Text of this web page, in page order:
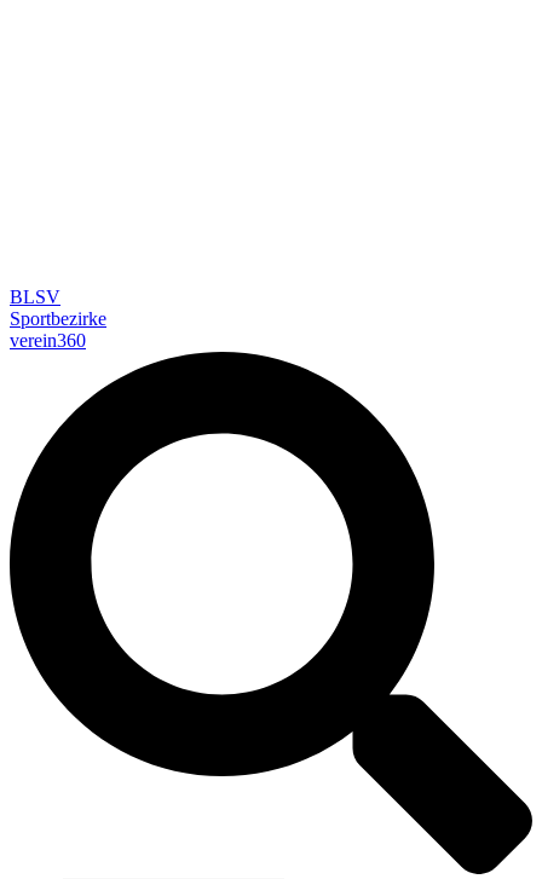
BLSV
Sportbezirke
verein360